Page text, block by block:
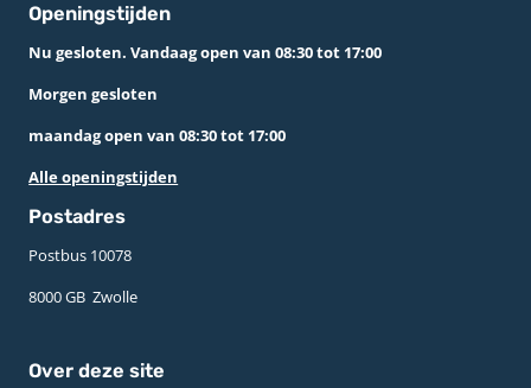
Openingstijden
Nu gesloten. Vandaag open van 08:30 tot 17:00
Morgen gesloten
maandag open van 08:30 tot 17:00
Alle openingstijden
Postadres
Postbus 10078 ­
8000 GB ­ Zwolle
Over deze site